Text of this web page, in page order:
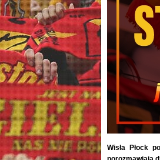
Wisła Płock